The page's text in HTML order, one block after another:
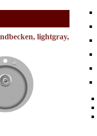
lightgray,